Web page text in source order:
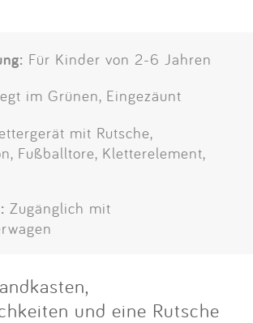
Für Kinder von 2-6 Jahren
im Grünen, Eingezäunt
mit Rutsche,
Fußballtore, Kletterelement,
Zugänglich mit
und eine Rutsche